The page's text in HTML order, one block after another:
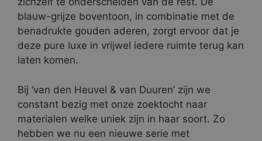
blauw-grijze boventoon, in combinatie met de
benadrukte gouden aderen, zorgt ervoor dat je
deze pure luxe in vrijwel iedere ruimte terug kan
laten komen.
Bij ‘van den Heuvel & van Duuren’ zijn we
constant bezig met onze zoektocht naar
materialen welke uniek zijn in haar soort. Zo
hebben we nu een nieuwe serie met